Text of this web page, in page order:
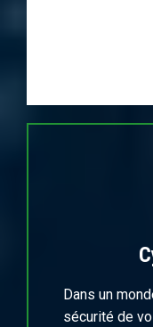
Dans un
sécurité de